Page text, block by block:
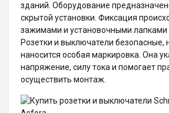
зданий. Оборудование
скрытой установки. Фиксация
зажимами и установочными лапками
Розетки и выключатели безопасные,
наносится особая маркировка. Она
напряжение, силу тока и помогает
осуществить монтаж.